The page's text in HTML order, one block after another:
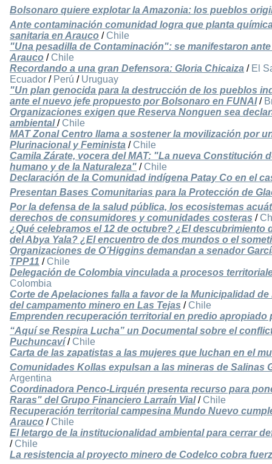
Bolsonaro quiere explotar la Amazonia: los pueblos
Ante contaminación comunidad logra que planta
sanitaria en Arauco / Chile
"Una pesadilla de Contaminación": se manifestaron
Arauco / Chile
Recordando a una gran Defensora: Gloria Chicaiza / El
Ecuador / Perú / Uruguay
"Un plan genocida para la destrucción de los pueblos
ante el nuevo jefe propuesto por Bolsonaro en FUNAI/
Organizaciones exigen que Reserva Nonguen sea
ambiental/ Chile
MAT Zonal Centro llama a sostener la movilización por
Plurinacional y Feminista / Chile
Camila Zárate, vocera del MAT: "La nueva Constitución
humano y de la Naturaleza" / Chile
Declaración de la Comunidad indígena Patay Co en el
Presentan Bases Comunitarias para la Protección de
Por la defensa de la salud pública, los ecosistemas
derechos de consumidores y comunidades costeras /
¿Qué celebramos el 12 de octubre? ¿El descubrimiento
del Abya Yala? ¿El encuentro de dos mundos o el
Organizaciones de O´Higgins demandan a senador
TPP11 / Chile
Delegación de Colombia vinculada a procesos
Colombia
Corte de Apelaciones falla a favor de la Municipalidad
del campamento minero en Las Tejas / Chile
Emprenden recuperación territorial en predio apropiado
“Aquí se Respira Lucha” un Documental sobre el
Puchuncaví/ Chile
Carta de las zapatistas a las mujeres que luchan en el
Comunidades Kollas expulsan a las mineras de Salinas
Argentina
Coordinadora Penco-Lirquén presenta recurso para
Raras" del Grupo Financiero Larraín Vial/ Chile
Recuperación territorial campesina Mundo Nuevo
Arauco / Chile
El letargo de la institucionalidad ambiental para cerrar
/ Chile
La resistencia al proyecto minero de Codelco cobra